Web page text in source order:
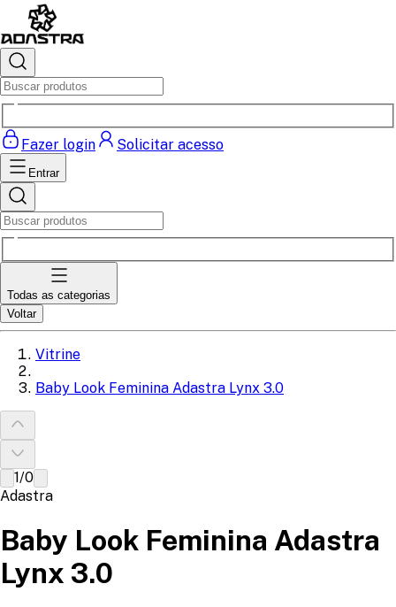
Fazer login Solicitar acesso
Entrar
Todas as categorias
Voltar
Vitrine
Baby Look Feminina Adastra Lynx 3.0
1/0
Adastra
Baby Look Feminina Adastra
Lynx 3.0